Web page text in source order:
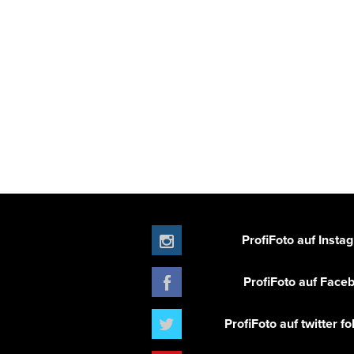
ProfiFoto auf
ProfiFoto auf
ProfiFoto auf twitter